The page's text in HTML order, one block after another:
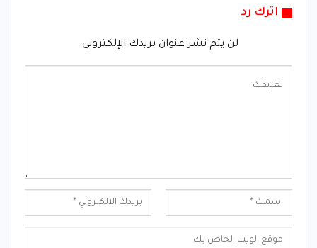
اترك رد
لن يتم نشر عنوان بريدك الإلكتروني.